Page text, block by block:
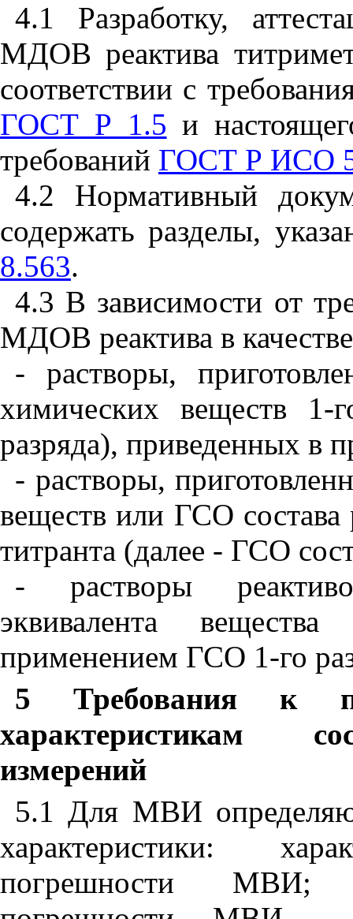
4.1 Разработку,
МДОВ реактива
соответствии с
ГОСТ Р 1.5 и
требований ГОСТ Р ИСО
4.2 Нормативный
содержать разделы,
8.563.
4.3 В зависимости от
МДОВ реактива в
- растворы,
химических веществ
разряда), приведенных в
- растворы,
веществ или ГСО состава
титранта (далее - ГСО
- растворы
эквивалента
применением ГСО 1-го
5 Требования к
характеристикам
измерений
5.1 Для МВИ
характеристики:
погрешности МВИ;